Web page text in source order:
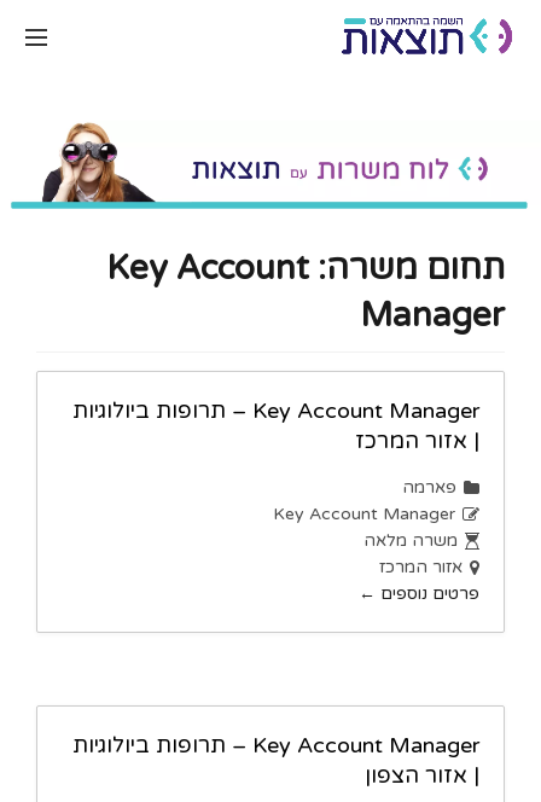
תחום משרה:Key Account
Manager
Key Account Manager – תרופות ביולוגיות
| אזור המרכז
פארמה
Key Account Manager
משרה מלאה
אזור המרכז
פרטים נוספים
Key Account Manager – תרופות ביולוגיות
| אזור הצפון